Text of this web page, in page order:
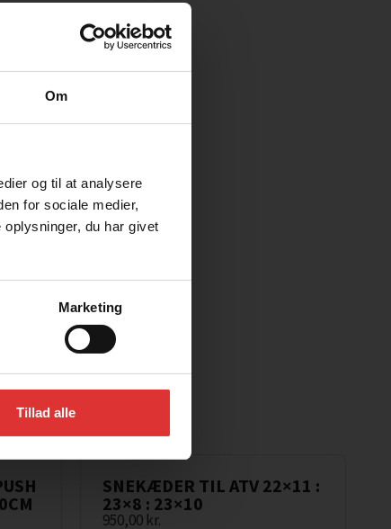
Om
og til at analysere
for sociale medier,
du har givet
Marketing
Tillad alle
SNEKÆDER TIL ATV 22×11 :
23×8 : 23×10
950,00 kr.